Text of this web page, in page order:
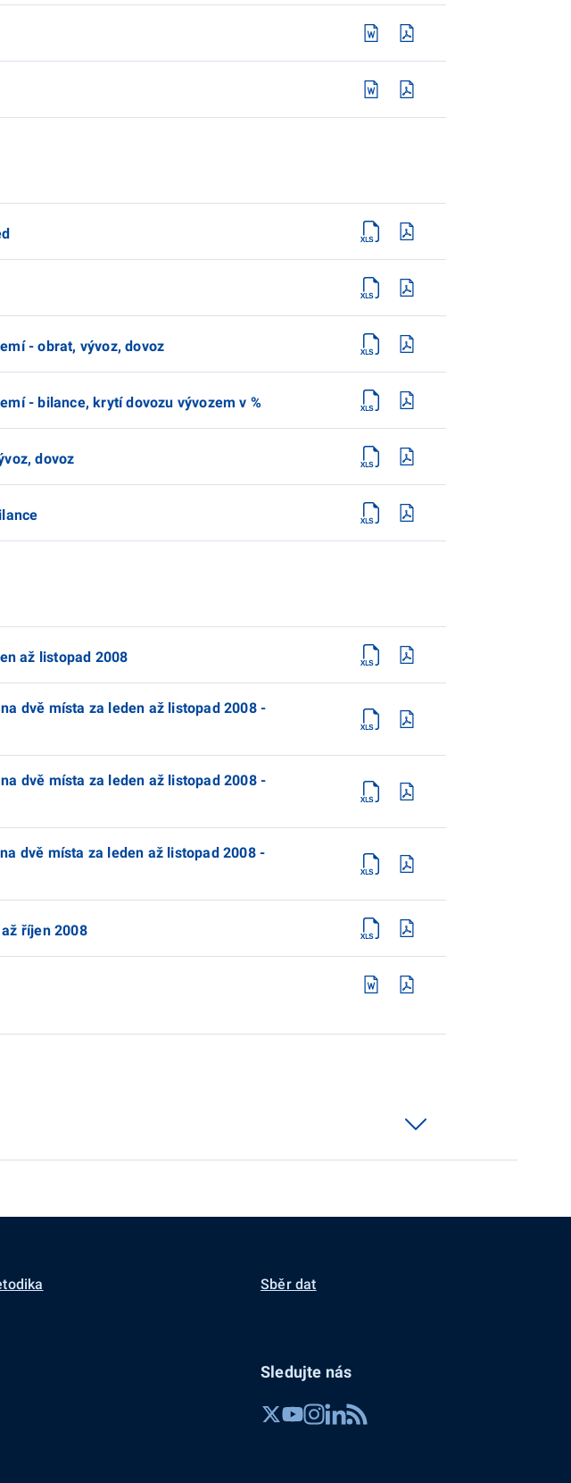
- obrat, vývoz, dovoz
- bilance, krytí dovozu vývozem v %
dovoz
až listopad 2008
dvě místa za leden až listopad 2008 -
dvě místa za leden až listopad 2008 -
dvě místa za leden až listopad 2008 -
říjen 2008
Sběr dat
Sledujte nás